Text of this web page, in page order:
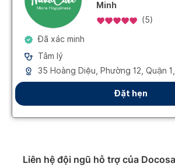
Liên hệ đội ngũ hỗ trợ của